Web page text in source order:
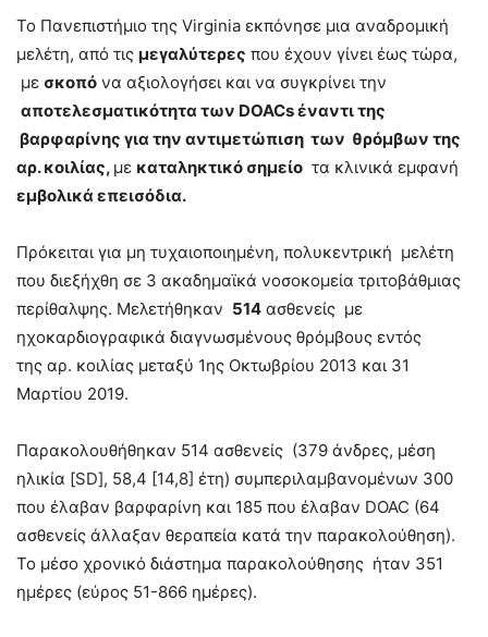
Το Πανεπιστήμιο της Virginia εκπόνησε μια αναδρομική
μελέτη, από τις μεγαλύτερες που έχουν γίνει έως τώρα,
με σκοπό να αξιολογήσει και να συγκρίνει την
αποτελεσματικότητα των DOACs έναντι της
βαρφαρίνης για την αντιμετώπιση των θρόμβων της
αρ. κοιλίας, με καταληκτικό σημείο τα κλινικά εμφανή
εμβολικά επεισόδια.
Πρόκειται για μη τυχαιοποιημένη, πολυκεντρική μελέτη
που διεξήχθη σε 3 ακαδημαϊκά νοσοκομεία τριτοβάθμιας
περίθαλψης. Μελετήθηκαν 514 ασθενείς με
ηχοκαρδιογραφικά διαγνωσμένους θρόμβους εντός
της αρ. κοιλίας μεταξύ 1ης Οκτωβρίου 2013 και 31
Μαρτίου 2019.
Παρακολουθήθηκαν 514 ασθενείς (379 άνδρες, μέση
ηλικία [SD], 58,4 [14,8] έτη) συμπεριλαμβανομένων 300
που έλαβαν βαρφαρίνη και 185 που έλαβαν DOAC (64
ασθενείς άλλαξαν θεραπεία κατά την παρακολούθηση).
Το μέσο χρονικό διάστημα παρακολούθησης ήταν 351
ημέρες (εύρος 51-866 ημέρες).